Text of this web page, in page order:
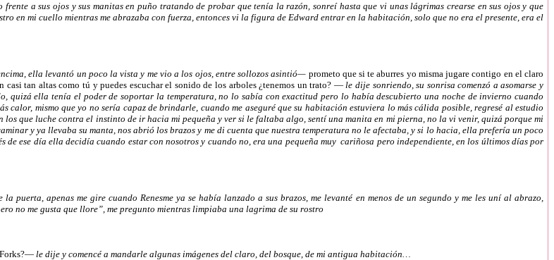
a sus ojos y sus manitas en puño tratando de probar que tenía la razón, sonreí hasta que vi unas lágrimas crearse en sus ojos y que
en mi cuello mientras me abrazaba con fuerza, entonces vi la figura de Edward entrar en la habitación, solo que no era el presente, era el
ella levantó un poco la vista y me vio a los ojos, entre sollozos asintió— prometo que si te aburres yo misma jugare contigo en el claro
tan altas como tú y puedes escuchar el sonido de los arboles ¿tenemos un trato? —le dije sonriendo, su sonrisa comenzó a asomarse y
quizá ella tenía el poder de soportar la temperatura, no lo sabía con exactitud pero lo había descubierto una noche de invierno cuando
calor, mismo que yo no sería capaz de brindarle, cuando me aseguré que su habitación estuviera lo más cálida posible, regresé al estudio
los que luche contra el instinto de ir hacia mi pequeña y ver si le faltaba algo, sentí una manita en mi pierna, no la vi venir, quizá porque mi
y ya llevaba su manta, nos abrió los brazos y me di cuenta que nuestra temperatura no le afectaba, y si lo hacia, ella prefería un poco
ese día ella decidía cuando estar con nosotros y cuando no, era una pequeña muy cariñosa pero independiente, en los últimos días por
puerta, apenas me gire cuando Renesme ya se había lanzado a sus brazos, me levanté en menos de un segundo y me les uní al abrazo,
no me gusta que llore”, me pregunto mientras limpiaba una lagrima de su rostro
Forks?— le dije y comencé a mandarle algunas imágenes del claro, del bosque, de mi antigua habitación…